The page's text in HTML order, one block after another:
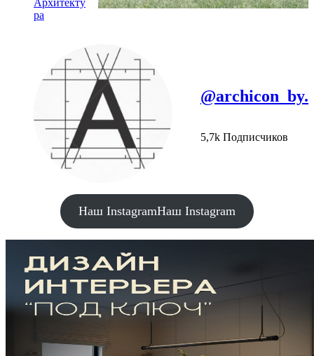
Архитекту
ра
@archicon_by.
5,7k Подписчиков
Наш InstagramНаш Instagram